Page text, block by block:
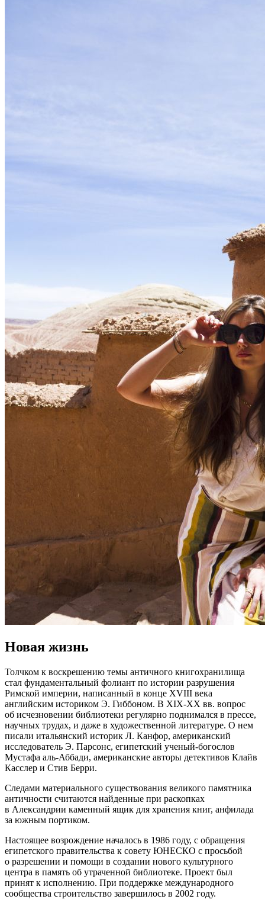
Новая жизнь
Толчком к воскрешению темы античного книгохранилища
стал фундаментальный фолиант по истории разрушения
Римской империи, написанный в конце XVIII века
английским историком Э. Гиббоном. В XIX-XX вв. вопрос
об исчезновении библиотеки регулярно поднимался в прессе,
научных трудах, и даже в художественной литературе. О нем
писали итальянский историк Л. Канфор, американский
исследователь Э. Парсонс, египетский ученый-богослов
Мустафа аль-Аббади, американские авторы детективов Клайв
Касслер и Стив Берри.
Следами материального существования великого памятника
античности считаются найденные при раскопках
в Александрии каменный ящик для хранения книг, анфилада
за южным портиком.
Настоящее возрождение началось в 1986 году, с обращения
египетского правительства к совету ЮНЕСКО с просьбой
о разрешении и помощи в создании нового культурного
центра в память об утраченной библиотеке. Проект был
принят к исполнению. При поддержке международного
сообщества строительство завершилось в 2002 году.